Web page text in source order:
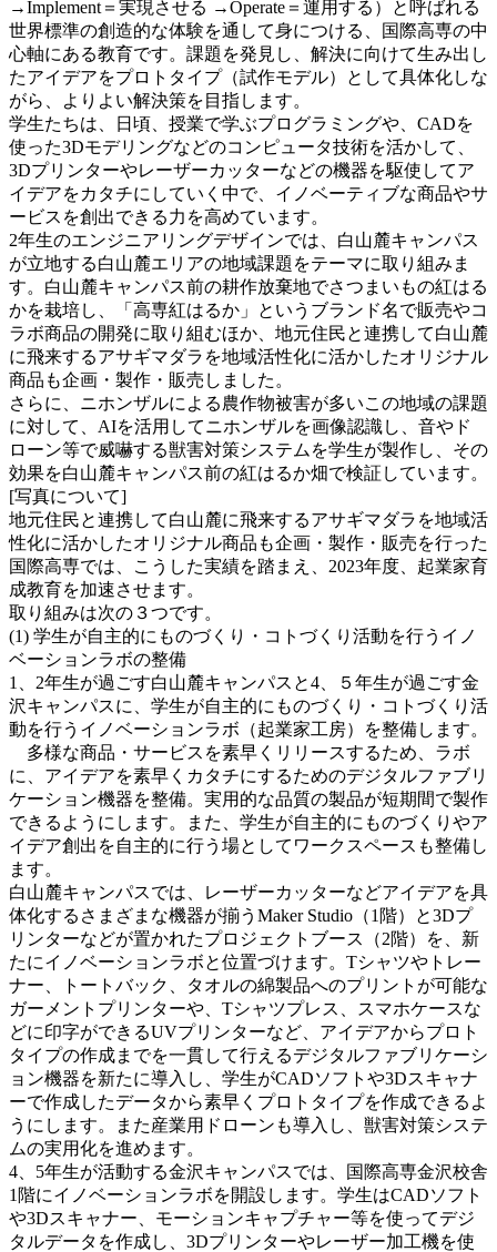
→Implement＝実現させる →Operate＝運用する）と呼ばれる
世界標準の創造的な体験を通して身につける、国際高専の中
心軸にある教育です。課題を発見し、解決に向けて生み出し
たアイデアをプロトタイプ（試作モデル）として具体化しな
がら、よりよい解決策を目指します。
学生たちは、日頃、授業で学ぶプログラミングや、CADを
使った3Dモデリングなどのコンピュータ技術を活かして、
3Dプリンターやレーザーカッターなどの機器を駆使してア
イデアをカタチにしていく中で、イノベーティブな商品やサ
ービスを創出できる力を高めています。
2年生のエンジニアリングデザインでは、白山麓キャンパス
が立地する白山麓エリアの地域課題をテーマに取り組みま
す。白山麓キャンパス前の耕作放棄地でさつまいもの紅はる
かを栽培し、「高専紅はるか」というブランド名で販売やコ
ラボ商品の開発に取り組むほか、地元住民と連携して白山麓
に飛来するアサギマダラを地域活性化に活かしたオリジナル
商品も企画・製作・販売しました。
さらに、ニホンザルによる農作物被害が多いこの地域の課題
に対して、AIを活用してニホンザルを画像認識し、音やド
ローン等で威嚇する獣害対策システムを学生が製作し、その
効果を白山麓キャンパス前の紅はるか畑で検証しています。
[写真について]
地元住民と連携して白山麓に飛来するアサギマダラを地域活
性化に活かしたオリジナル商品も企画・製作・販売を行った
国際高専では、こうした実績を踏まえ、2023年度、起業家育
成教育を加速させます。
取り組みは次の３つです。
(1) 学生が自主的にものづくり・コトづくり活動を行うイノ
ベーションラボの整備
1、2年生が過ごす白山麓キャンパスと4、５年生が過ごす金
沢キャンパスに、学生が自主的にものづくり・コトづくり活
動を行うイノベーションラボ（起業家工房）を整備します。
多様な商品・サービスを素早くリリースするため、ラボ
に、アイデアを素早くカタチにするためのデジタルファブリ
ケーション機器を整備。実用的な品質の製品が短期間で製作
できるようにします。また、学生が自主的にものづくりやア
イデア創出を自主的に行う場としてワークスペースも整備し
ます。
白山麓キャンパスでは、レーザーカッターなどアイデアを具
体化するさまざまな機器が揃うMaker Studio（1階）と3Dプ
リンターなどが置かれたプロジェクトブース（2階）を、新
たにイノベーションラボと位置づけます。Tシャツやトレー
ナー、トートバック、タオルの綿製品へのプリントが可能な
ガーメントプリンターや、Tシャツプレス、スマホケースな
どに印字ができるUVプリンターなど、アイデアからプロト
タイプの作成までを一貫して行えるデジタルファブリケーシ
ョン機器を新たに導入し、学生がCADソフトや3Dスキャナ
ーで作成したデータから素早くプロトタイプを作成できるよ
うにします。また産業用ドローンも導入し、獣害対策システ
ムの実用化を進めます。
4、5年生が活動する金沢キャンパスでは、国際高専金沢校舎
1階にイノベーションラボを開設します。学生はCADソフト
や3Dスキャナー、モーションキャプチャー等を使ってデジ
タルデータを作成し、3Dプリンターやレーザー加工機を使